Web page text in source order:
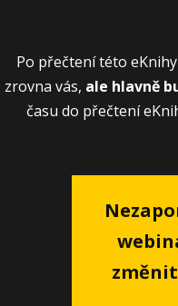
Po přečtení této
zrovna vás, ale hlavně
času do přečtení